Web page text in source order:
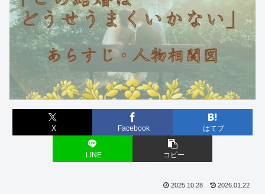
X Facebook はてブ
LINE コピー
2025.10.28 2026.01.22